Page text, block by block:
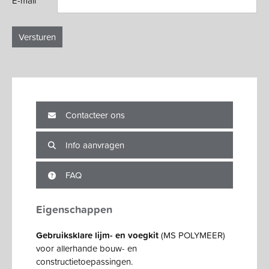
Versturen
Eigenschappen
Gebruiksklare lijm- en voegkit(MS POLYMEER)
voor allerhande bouw- en
constructietoepassingen.
Contacteer ons
Info aanvragen
FAQ